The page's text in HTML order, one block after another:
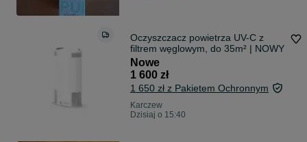
Oczyszczacz powietrza UV-C z
filtrem węglowym, do 35m² | NOWY
Nowe
1 600 zł
1 650 zł z Pakietem Ochronnym
Karczew
Dzisiaj o 15:40